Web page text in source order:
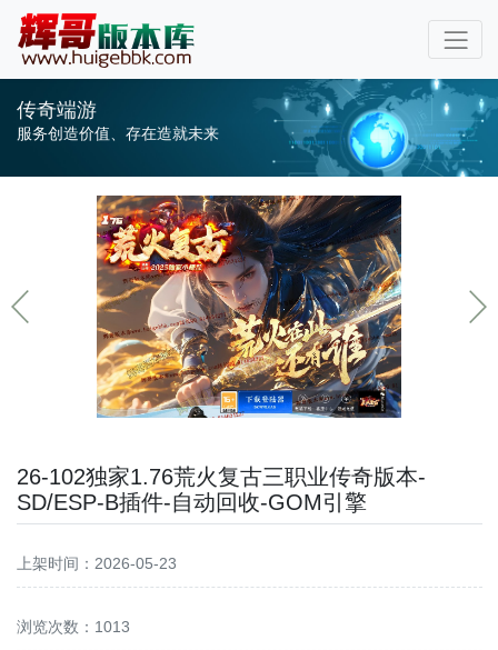
传奇端游
服务创造价值、存在造就未来
26-102独家1.76荒火复古三职业传奇版本-
SD/ESP-B插件-自动回收-GOM引擎
上架时间：2026-05-23
浏览次数：1013